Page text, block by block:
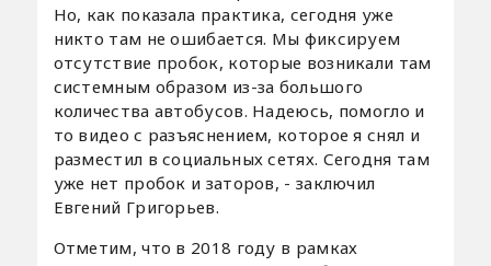
Но, как показала практика, сегодня уже
никто там не ошибается. Мы фиксируем
отсутствие пробок, которые возникали там
системным образом из-за большого
количества автобусов. Надеюсь, помогло и
то видео с разъяснением, которое я снял и
разместил в социальных сетях. Сегодня там
уже нет пробок и заторов, - заключил
Евгений Григорьев.
Отметим, что в 2018 году в рамках